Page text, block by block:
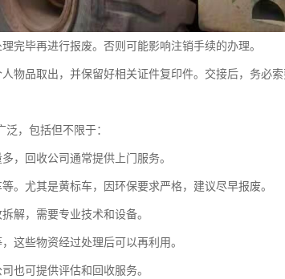
完毕再进行报废。否则可能影响注销手续的办理。
物品取出，并保留好相关证件复印件。交接后，务必索
，包括但不限于：
，回收公司通常提供上门服务。
。尤其是黄标车，因环保要求严格，建议尽早报废。
解，需要专业技术和设备。
这些物资经过处理后可以再利用。
也可提供评估和回收服务。